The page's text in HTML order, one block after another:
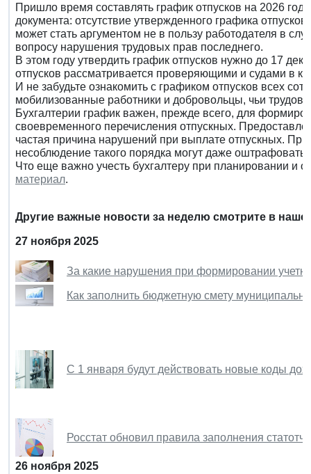
Пришло время составлять график отпусков на 2026
документа: отсутствие утвержденного графика
может стать аргументом не в пользу работодателя в
вопросу нарушения трудовых прав последнего.
В этом году утвердить график отпусков нужно до 17
отпусков рассматривается проверяющими и судами в
И не забудьте ознакомить с графиком отпусков всех
мобилизованные работники и добровольцы, чьи
Бухгалтерии график важен, прежде всего, для
своевременного перечисления отпускных.
частая причина нарушений при выплате отпускных. При
несоблюдение такого порядка могут даже оштрафовать.
Что еще важно учесть бухгалтеру при планировании и
материал.
Другие важные новости за неделю смотрите в
27 ноября 2025
За какие нарушения при формировании
Как заполнить бюджетную смету
С 1 января будут действовать новые коды
Росстат обновил правила заполнения
26 ноября 2025